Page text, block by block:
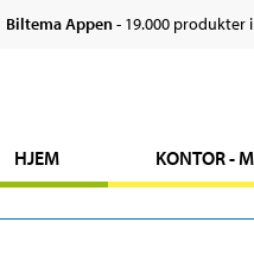
Biltema Appen- 19.000 produkter
HJEM KONTOR -